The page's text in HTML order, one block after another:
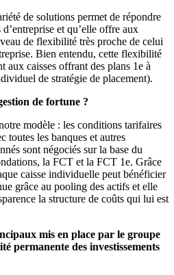
de solutions permet de répondre
et qu’elle offre aux
de flexibilité très proche de celui
Bien entendu, cette flexibilité
aux caisses offrant des plans 1e à
de stratégie de placement).
de fortune ?
modèle : les conditions tarifaires
toutes les banques et autres
sont négociés sur la base du
la FCT et la FCT 1e. Grâce
caisse individuelle peut bénéficier
grâce au pooling des actifs et elle
la structure de coûts qui lui est
mis en place par le groupe
permanente des investissements